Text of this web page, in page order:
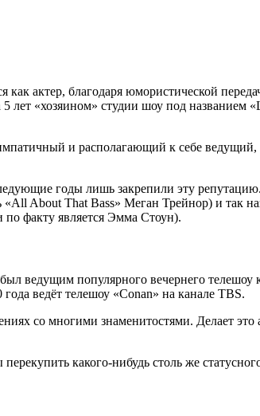
актер, благодаря юмористической
«хозяином» студии шоу под названием
и располагающий к себе
годы лишь закрепили эту
About That Bass» Меган Трейнор) и так
факту является Эмма Стоун).
ведущим популярного вечернего
ведёт телешоу «Conan» на канале TBS.
со многими знаменитостями. Делает
какого-нибудь столь же